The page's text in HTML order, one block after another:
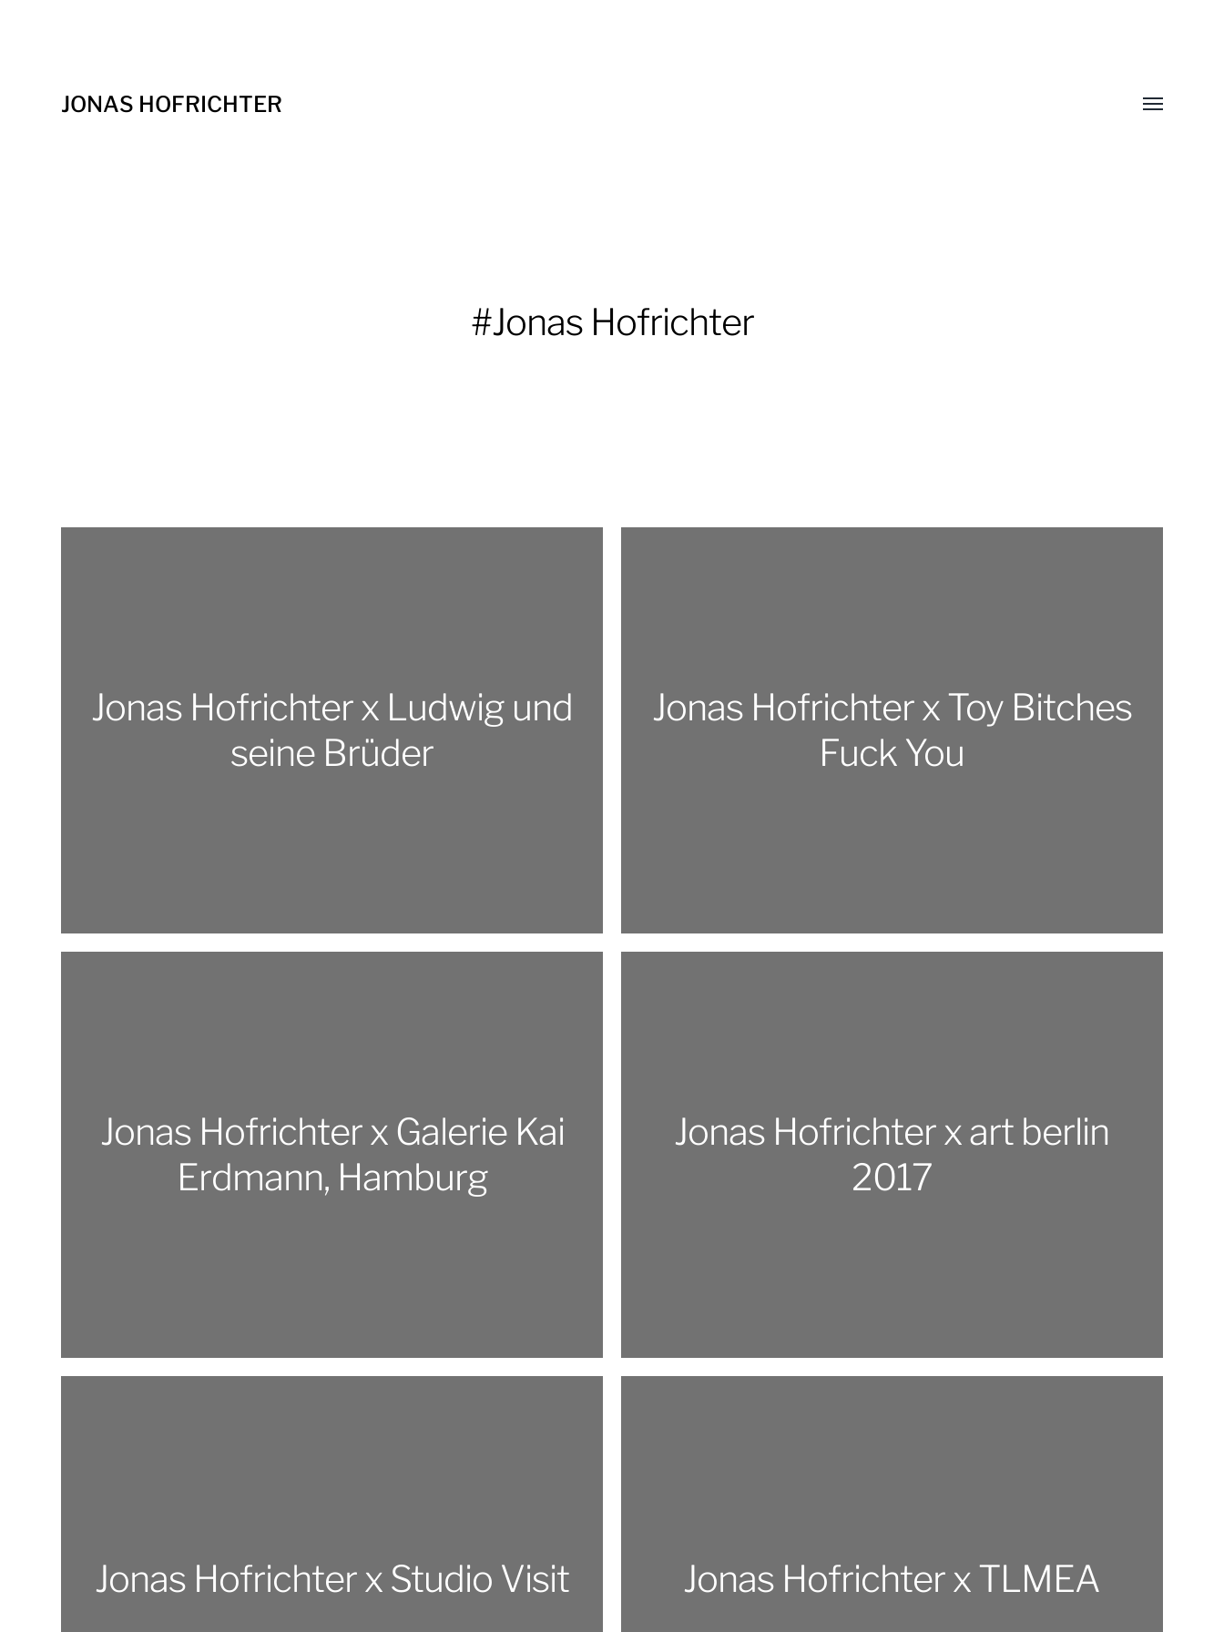
JONAS HOFRICHTER
Menü
#Jonas Hofrichter
Jonas Hofrichter x Ludwig und
seine Brüder
Jonas Hofrichter x Toy Bitches
Fuck You
Jonas Hofrichter x Galerie Kai
Erdmann, Hamburg
Jonas Hofrichter x art berlin
2017
Jonas Hofrichter x Studio Visit Jonas Hofrichter x TLMEA